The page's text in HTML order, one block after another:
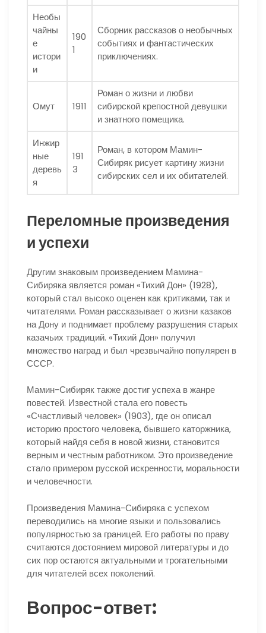
Необы
чайны
е
истори
и
190
1
Сборник рассказов о необычных
событиях и фантастических
приключениях.
Омут 1911
Роман о жизни и любви
сибирской крепостной девушки
и знатного помещика.
Инжир
ные
деревь
я
191
3
Роман, в котором Мамин-
Сибиряк рисует картину жизни
сибирских сел и их обитателей.
Переломные произведения
и успехи
Другим знаковым произведением Мамина-
Сибиряка является роман «Тихий Дон» (1928),
который стал высоко оценен как критиками, так и
читателями. Роман рассказывает о жизни казаков
на Дону и поднимает проблему разрушения старых
казачьих традиций. «Тихий Дон» получил
множество наград и был чрезвычайно популярен в
СССР.
Мамин-Сибиряк также достиг успеха в жанре
повестей. Известной стала его повесть
«Счастливый человек» (1903), где он описал
историю простого человека, бывшего каторжника,
который найдя себя в новой жизни, становится
верным и честным работником. Это произведение
стало примером русской искренности, моральности
и человечности.
Произведения Мамина-Сибиряка с успехом
переводились на многие языки и пользовались
популярностью за границей. Его работы по праву
считаются достоянием мировой литературы и до
сих пор остаются актуальными и трогательными
для читателей всех поколений.
Вопрос-ответ: